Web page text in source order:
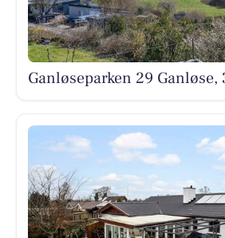
Ganløseparken 29 Ganløse,